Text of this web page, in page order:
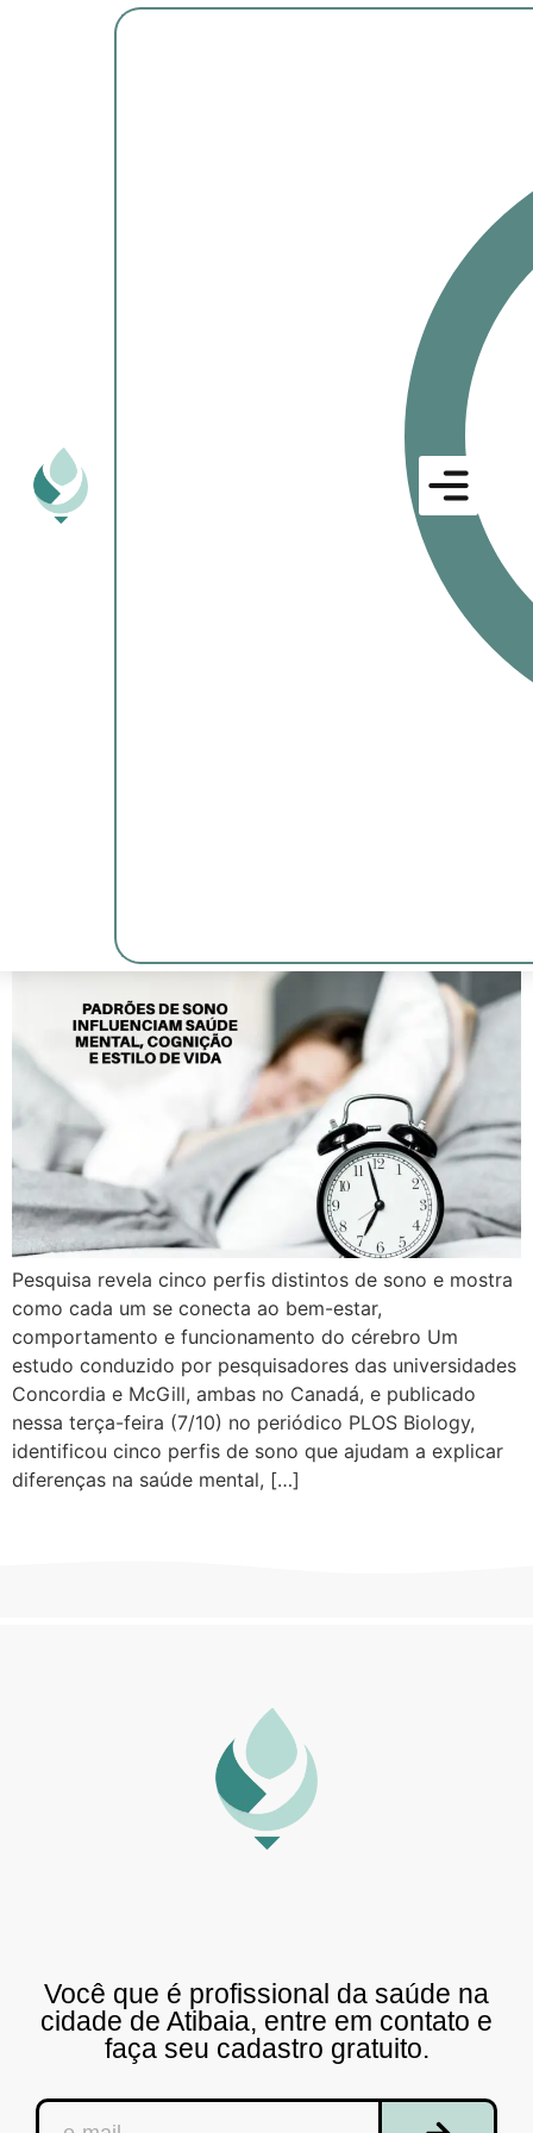
Pesquisa revela cinco perfis distintos de sono e mostra
como cada um se conecta ao bem-estar,
comportamento e funcionamento do cérebro Um
estudo conduzido por pesquisadores das universidades
Concordia e McGill, ambas no Canadá, e publicado
nessa terça-feira (7/10) no periódico PLOS Biology,
identificou cinco perfis de sono que ajudam a explicar
diferenças na saúde mental, […]
Você que é profissional da saúde na
cidade de Atibaia, entre em contato e
faça seu cadastro gratuito.